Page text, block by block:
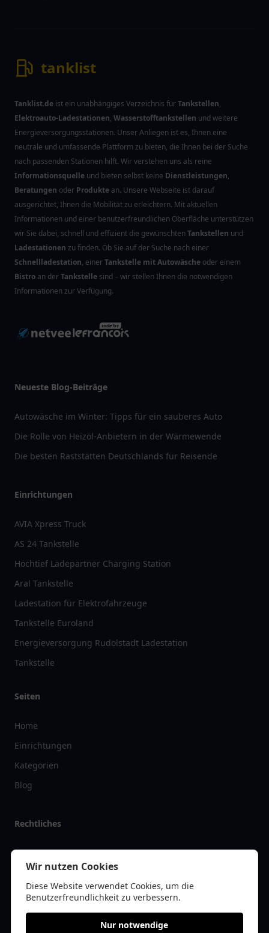
tanklist
Tanklist.de ist ein unabhängiges Verzeichnis fürTankstellen,
Elektroauto-Ladestationen, Wasserstofftankstellen und weitere
Energieversorgungsstationen. Unser Anliegen ist es, Ihnen eine
neutrale und umfassende Plattform zu bieten, die Ihnen bei der Suche
nach passenden Stationen hilft. Wir verstehen uns als reine
Informationsquelle und bieten selbst keine Dienstleistungen,
Beratungen oder Produkte an. Unsere Webseite ist darauf
ausgerichtet, Ihnen die Mobilität zu erleichtern. Mit aktuellen
Informationen und einer benutzerfreundlichen Oberfläche unterstützen
wir Sie dabei, schnell und effizient die gewünschtenTankstellen und
Ladestationen zu finden. Ob Sie auf der Suche nach einer
Schnellladestation, einerTankstelle mit Autowäsche oder einem
Bistro an derTankstelle sind – wir stellen Ihnen die notwendigen
Informationen zur Verfügung.
Neueste Blog-Beiträge
Autowäsche im Winter: Tipps für ein sauberes Auto
Die Rolle von Heizöl-Anbietern in der Wärmewende
Die besten Raststätten Deutschlands für Reisende
Einrichtungen
AVIA Xpress Truck
AS 24 Tankstelle
Hochtief Ladepartner Charging Station
Aral Tankstelle
Ladestation für Elektrofahrzeuge
Tankstelle Euroland
Energieversorgung Rudolstadt Ladestation
Tankstelle
Seiten
Home
Einrichtungen
Kategorien
Blog
Rechtliches
Impressum
Datenschutz
Kontakt
Wir nutzen Cookies
Diese Website verwendet Cookies, um die
Benutzerfreundlichkeit zu verbessern.
Nur notwendige